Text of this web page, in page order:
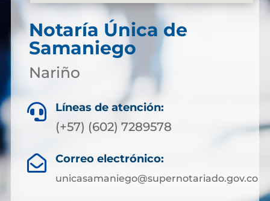
Notaría Única de
Samaniego
Nariño
 Líneas de atención:
(+57) (602) 7289578
 Correo electrónico:
unicasamaniego@supernotariado.gov.co